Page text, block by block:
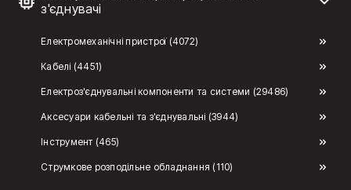
з'єднувачі
Електромеханічні пристрої (4072)
Кабелі (4451)
Електроз'єднувальні компоненти та системи (29486)
Аксесуари кабельні та з'єднувальні (3944)
Інструмент (465)
Струмкове розподільне обладнання (110)